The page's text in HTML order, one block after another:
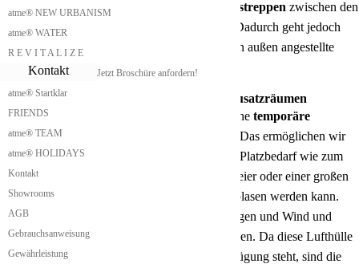
atme® NEW URBANISM
atme® WATER
R E V I T A L I Z E
Kontakt
Jetzt Broschüre anfordern!
atme® Startklar
FRIENDS
atme® TEAM
atme® HOLIDAYS
Kontakt
Showrooms
AGB
Gebrauchsanweisung
Gewährleistung
Es ist aber auch möglich, kleinere Verbindungstreppen zwischen den
aufeinander gestapelten Modulen einzubauen. Dadurch geht jedoch
etwasWohnraum
verloren. Deshalb ist das von außen angestellte
zusätzliche Treppenhaus die bessere Lösung.
Shieling mit temporären Freiräumen und Zusatzräumen
Unser Shieling bietet die Möglichkeit, zusätzliche temporäre
Freiräume und Zusatzräume
bereitzustellen. Das ermöglichen wir
durch eine aufblasbare Hülle, die bei größerem Platzbedarf wie zum
Beispiel bei einem Familienfest, einer Betriebsfeier oder einer großen
Festlichkeit für einen oder mehrere Tage aufgeblasen werden kann.
Diese pneumatische Hülle bietet Schutz vor Regen und Wind und
muss auf die richtige Temperatur gebracht werden. Da diese Lufthülle
als Raum jedoch nur für ein paar Tage zur Verfügung steht, sind die